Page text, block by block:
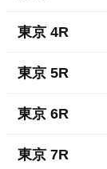
東京 4R
東京 5R
東京 6R
東京 7R